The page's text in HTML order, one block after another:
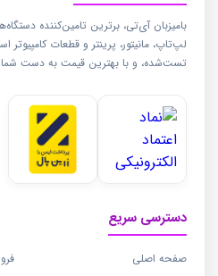
بامیزبان آی‌تی، برترین تامین‌کننده
لپ‌تاپ، مانیتور، پرینتر و قطعات
تست‌شده، و با بهترین قیمت به دست شما
دسترسی سریع
صفحه اصلی